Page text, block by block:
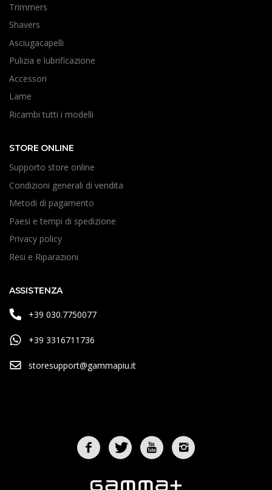
Trimmers
Shavers
Asciugacapelli
Pulizia e lubrificazione
Accessori
Lame
Ricambi tutti i modelli
STORE ONLINE
Supporto store online
Condizioni generali di vendita
Metodi di pagamento
Paesi e tempi di spedizione
Privacy policy
Resi e Riparazioni
ASSISTENZA
+39 030.7750077
+39 3316711736
storesupport@gammapiu.it